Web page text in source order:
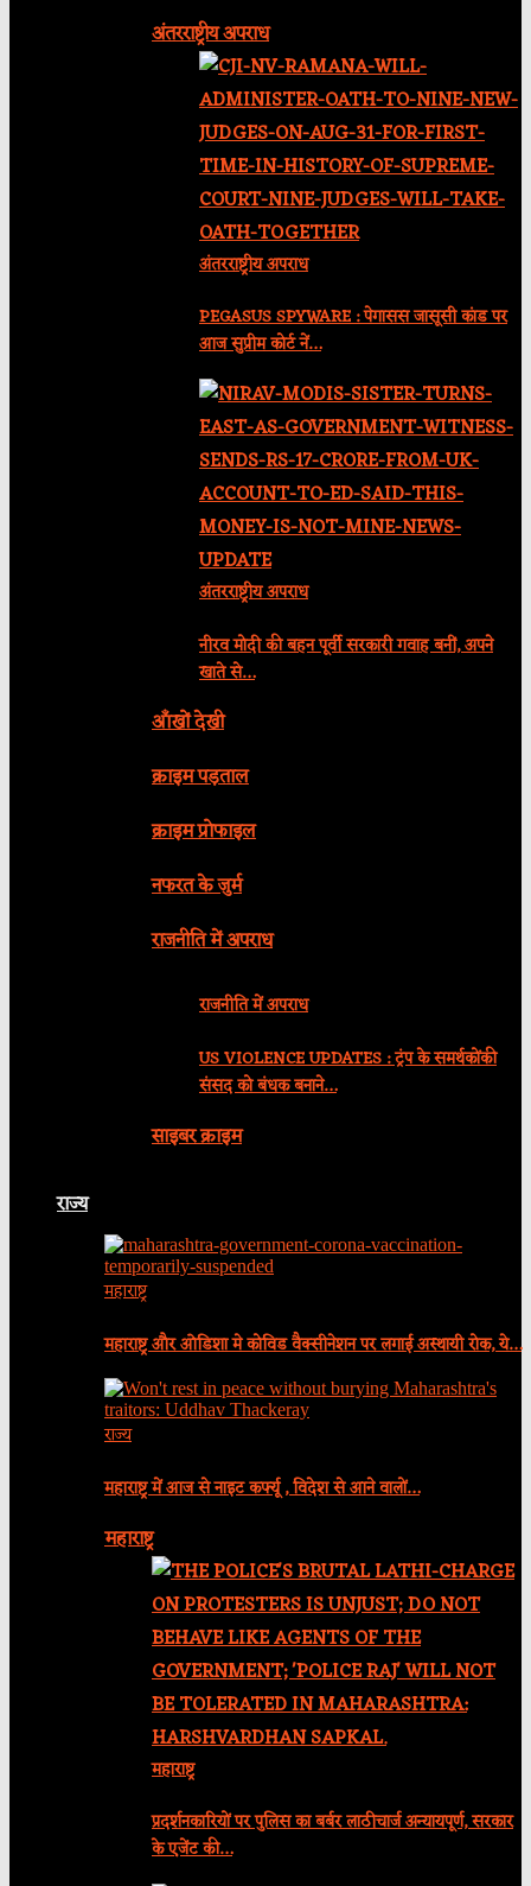
अंतरराष्ट्रीय अपराध
अंतरराष्ट्रीय अपराध
PEGASUS SPYWARE : पेगासस जासूसी कांड पर
आज सुप्रीम कोर्ट नें…
अंतरराष्ट्रीय अपराध
नीरव मोदी की बहन पूर्वी सरकारी गवाह बनीं, अपने
खाते से…
आँखों देखी
क्राइम पड़ताल
क्राइम प्रोफाइल
नफरत के जुर्म
राजनीति में अपराध
राजनीति में अपराध
US VIOLENCE UPDATES : ट्रंप के समर्थकोंकी
संसद को बंधक बनाने…
साइबर क्राइम
राज्य
महाराष्ट्र
महाराष्ट्र और ओडिशा मे कोविड वैक्सीनेशन पर लगाई अस्थायी रोक, ये…
राज्य
महाराष्ट्र में आज से नाइट कर्फ्यू , विदेश से आने वालों…
महाराष्ट्र
महाराष्ट्र
प्रदर्शनकारियों पर पुलिस का बर्बर लाठीचार्ज अन्यायपूर्ण, सरकार
के एजेंट की…